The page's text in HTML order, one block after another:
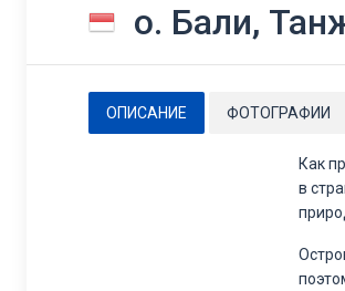
о. Бали,
ОПИСАНИЕ ФОТОГРАФИИ
Как
в